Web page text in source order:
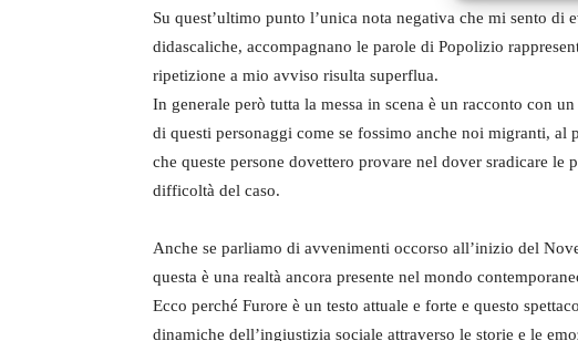
Su quest’ultimo punto l’unica nota negativa che mi sento
didascaliche, accompagnano le parole di Popolizio
ripetizione a mio avviso risulta superflua.
In generale però tutta la messa in scena è un racconto con
di questi personaggi come se fossimo anche noi migranti,
che queste persone dovettero provare nel dover sradicare le
difficoltà del caso.
Anche se parliamo di avvenimenti occorso all’inizio del
questa è una realtà ancora presente nel mondo
Ecco perché Furore è un testo attuale e forte e questo
dinamiche dell’ingiustizia sociale attraverso le storie e le